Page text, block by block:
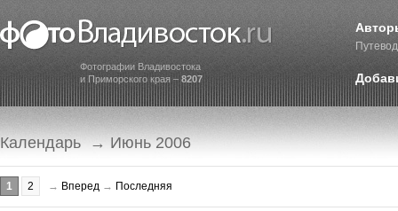
Фотографии Владивостока
и Приморского края – 8207
Календарь → Июнь 2006
1 2 → Вперед → Последняя